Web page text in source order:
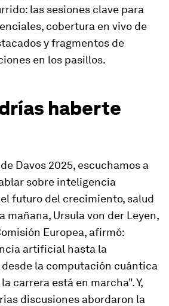
las sesiones clave para
cobertura en vivo de
y fragmentos de
en los pasillos.
haberte
Davos 2025, escuchamos a
sobre inteligencia
futuro del crecimiento, salud
mañana, Ursula von der Leyen,
Europea, afirmó:
artificial hasta la
la computación cuántica
carrera está en marcha". Y,
discusiones abordaron la